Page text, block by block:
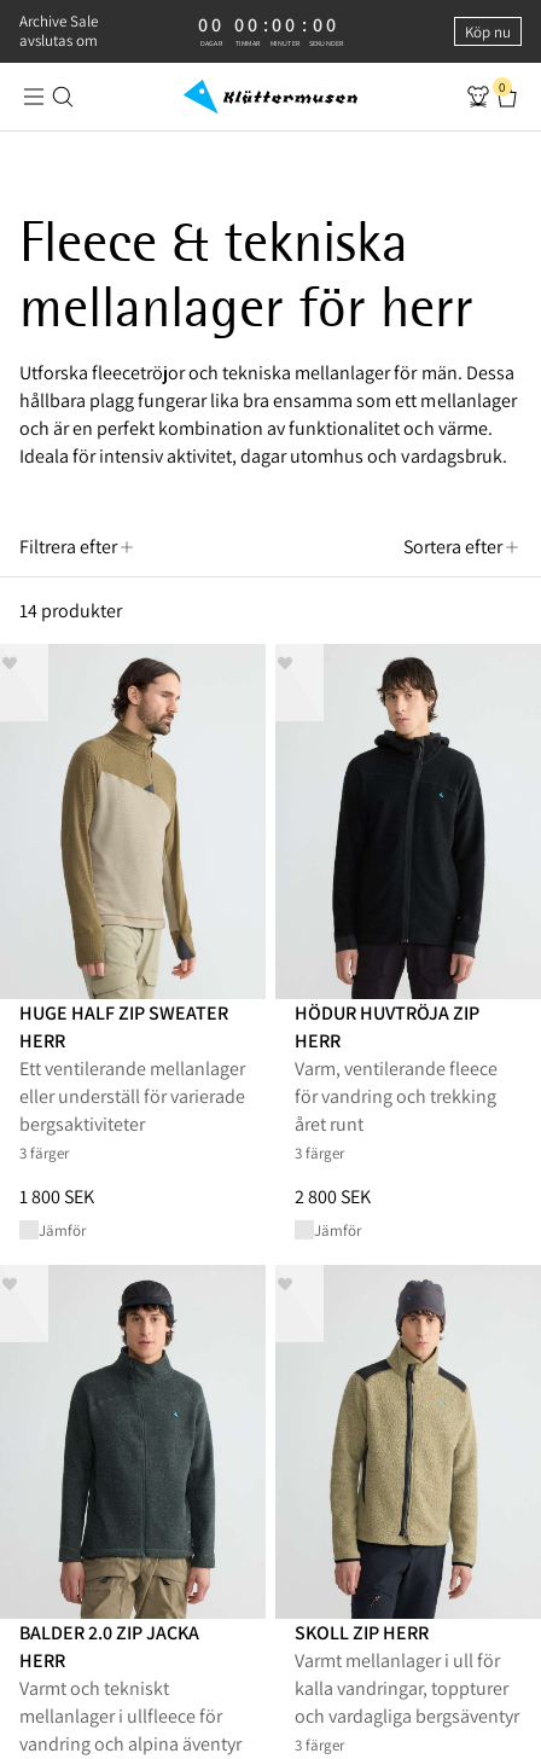
Archive Sale
avslutas om
0 DAGAR, 0 TIMMAR, 0 MINUTER, 0 SEKUNDER
00
DAGAR
00
TIMMAR
:00
MINUTER
: 00
SEKUNDER
Köp nu
0
Fleece & tekniska
mellanlager för herr
Utforska fleecetröjor och tekniska mellanlager för män. Dessa
hållbara plagg fungerar lika bra ensamma som ett mellanlager
och är en perfekt kombination av funktionalitet och värme.
Ideala för intensiv aktivitet, dagar utomhus och vardagsbruk.
Filtrera efter Sortera efter
14 produkter
HUGE HALF ZIP SWEATER
HERR
Ett ventilerande mellanlager
eller underställ för varierade
bergsaktiviteter
3 färger
Pris:1 800 SEK, sänkt från 1 800 SEK
1 800 SEK
Jämför
HÖDUR HUVTRÖJA ZIP
HERR
Varm, ventilerande fleece
för vandring och trekking
året runt
3 färger
Pris:2 800 SEK, sänkt från 2
2 800 SEK
Jämför
BALDER 2.0 ZIP JACKA
HERR
Varmt och tekniskt
mellanlager i ullfleece för
vandring och alpina äventyr
SKOLL ZIP HERR
Varmt mellanlager i ull för
kalla vandringar, toppturer
och vardagliga bergsäventyr
3 färger